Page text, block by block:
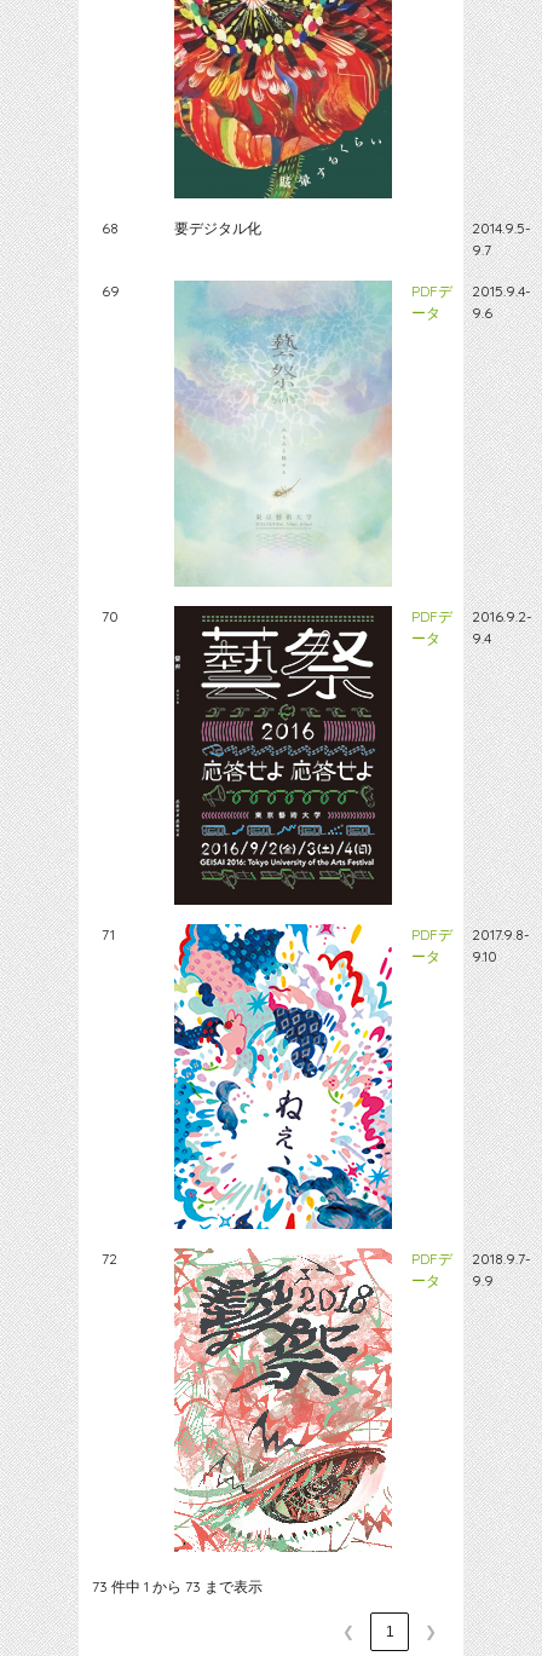
68 要デジタル化
2014.9.5-
9.7
69
PDFデ
ータ
2015.9.4-
9.6
70
PDFデ
ータ
2016.9.2-
9.4
71
PDFデ
ータ
2017.9.8-
9.10
72
PDFデ
ータ
2018.9.7-
9.9
73 件中 1 から 73 まで表示
❮ 1 ❯